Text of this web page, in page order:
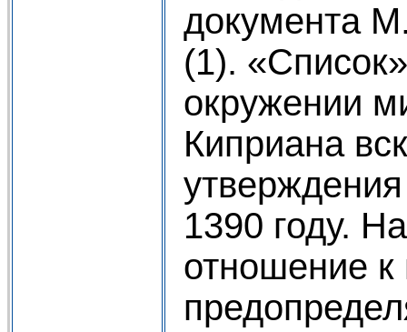
документа
(1).
окружении
Киприана
1390 году.
отношение к